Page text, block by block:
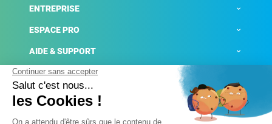
ENTREPRISE
ESPACE PRO
AIDE & SUPPORT
ACTUALITÉS